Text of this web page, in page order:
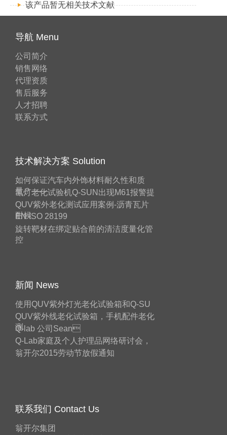
该产品暂无相关技术文献
导航 Menu
公司简介
销售网络
代理资质
售后服务
人才招聘
联系方式
技术解决方案 Solution
如何保证汽车内外饰材料耐久性和质
量？——
氙灯老化试验机Q-SUN出现M61报警提
QUV紫外老化测试应用案例-沥青瓦片
耐候
EN ISO 28199
旋转靶材在绑定贴合前的清洁度量化管
控
新闻 News
使用QUV紫外灯光老化试验箱和Q-SU
QUV紫外线老化试验箱，手机配件老化
测
Q-lab 公司Sean
Q-Lab家庭及个人护理品网络研讨会，
翁开尔2015劳动节放假通知
联系我们 Contact Us
翁开尔集团